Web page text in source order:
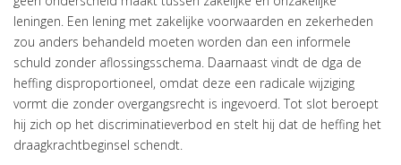
leningen. Een lening met zakelijke voorwaarden en zekerheden
zou anders behandeld moeten worden dan een informele
schuld zonder aflossingsschema. Daarnaast vindt de dga de
heffing disproportioneel, omdat deze een radicale wijziging
vormt die zonder overgangsrecht is ingevoerd. Tot slot beroept
hij zich op het discriminatieverbod en stelt hij dat de heffing het
draagkrachtbeginsel schendt.